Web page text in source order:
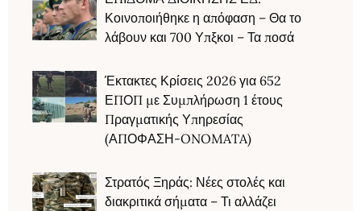
Κοινοποιήθηκε η απόφαση – Θα το
λάβουν και 700 Υπξκοι – Τα ποσά
Έκτακτες Κρίσεις 2026 για 652
ΕΠΟΠ με Συμπλήρωση 1 έτους
Πραγματικής Υπηρεσίας
(ΑΠΟΦΑΣΗ-ONOMATA)
Στρατός Ξηράς: Νέες στολές και
διακριτικά σήματα – Τι αλλάζει